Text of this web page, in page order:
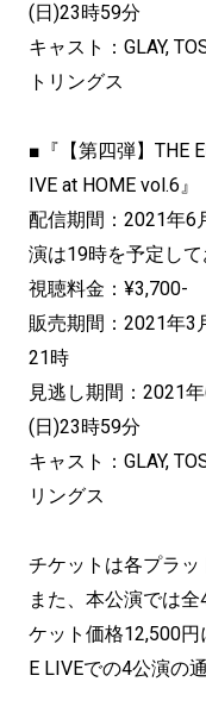
(日)23時59分
キャスト：GLAY,
トリングス
■『【第四弾】THE
IVE at HOME vol.6
配信期間：2021年
演は19時を予定して
視聴料金：¥3,700-
販売期間：2021年3
21時
見逃し期間：2021
(日)23時59分
キャスト：GLAY,
リングス
チケットは各プラッ
また、本公演では
ケット価格12,500
E LIVEでの4公演の